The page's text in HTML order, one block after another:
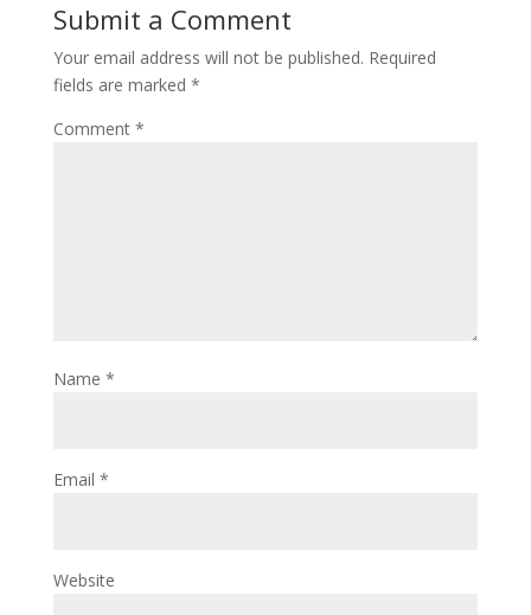
Submit a Comment
Your email address will not be published. Required
fields are marked *
Comment *
Name *
Email *
Website